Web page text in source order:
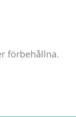
förbehållna.